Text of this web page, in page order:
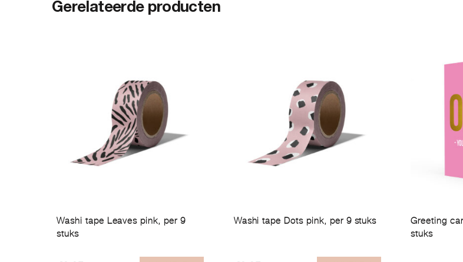
Gerelateerde producten
Washi tape Leaves pink, per 9
stuks
Washi tape Dots pink, per 9 stuks
Greeting
stuks